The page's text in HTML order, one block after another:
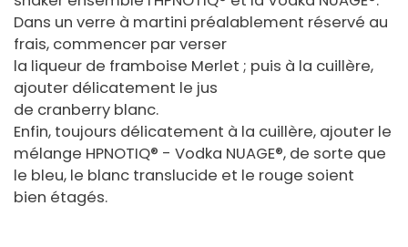
Dans un verre à martini préalablement réservé au
frais, commencer par verser
la liqueur de framboise Merlet ; puis à la cuillère,
ajouter délicatement le jus
de cranberry blanc.
Enfin, toujours délicatement à la cuillère, ajouter le
mélange HPNOTIQ® - Vodka NUAGE®, de sorte que
le bleu, le blanc translucide et le rouge soient
bien étagés.